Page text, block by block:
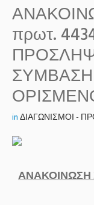
πρωτ.
ΣΥΜΒΑΣΗ
inΔΙΑΓΩΝΙΣΜΟΙ -
ΑΝΑΚΟΙΝΩΣΗ